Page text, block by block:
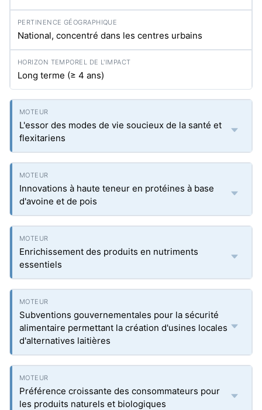
National, concentré dans les centres urbains
Long terme (≥ 4 ans)
L'essor des modes de vie soucieux de la santé et
flexitariens
Innovations à haute teneur en protéines à base
d'avoine et de pois
Enrichissement des produits en nutriments
essentiels
Subventions gouvernementales pour la sécurité
alimentaire permettant la création d'usines locales
d'alternatives laitières
Préférence croissante des consommateurs pour
les produits naturels et biologiques